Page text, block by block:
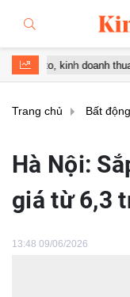
kinh doanh thua lỗ
Trang chủ Bất
Hà Nội:
giá từ 6,3
13:48 09/06/2026